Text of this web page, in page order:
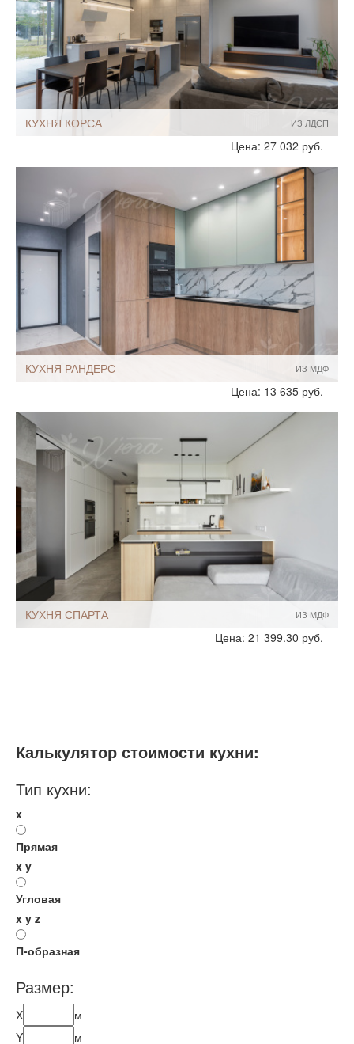
ИЗ ЛДСП
КУХНЯ КОРСА
Минимализм
Мебель - тип:
Угловая
С островом
Для дома
Кухни-столовые
Цена: 27 032 руб.
ИЗ МДФ
КУХНЯ РАНДЕРС
Без ручек
С подсветкой
Размеры, ширина:10-12 кв.м
Мебель - тип:Угловая
Шкафы до потолка
Цена: 13 635 руб.
ИЗ МДФ
КУХНЯ СПАРТА
Цена: 21 399.30 руб.
Калькулятор стоимости кухни:
Тип кухни:
x
Прямая
x y
Угловая
x y z
П-образная
Размер:
X
м
Y
м